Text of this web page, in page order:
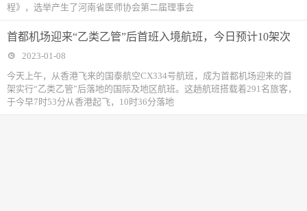
程》，选举产生了河南省医师协会第二届理事会
首都机场迎来“乙类乙管”后首班入境航班，今日预计10架次
2023-01-08
今天上午，从香港飞来的国泰航空CX334号航班，成为首都机场迎来的首
架实行“乙类乙管”后落地的国际及地区航班。这趟航班搭载着291名旅客，
于今早7时53分从香港起飞，10时36分落地